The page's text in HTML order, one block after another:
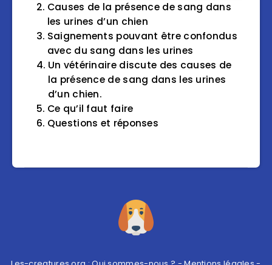
Causes de la présence de sang dans
les urines d’un chien
Saignements pouvant être confondus
avec du sang dans les urines
Un vétérinaire discute des causes de
la présence de sang dans les urines
d’un chien.
Ce qu’il faut faire
Questions et réponses